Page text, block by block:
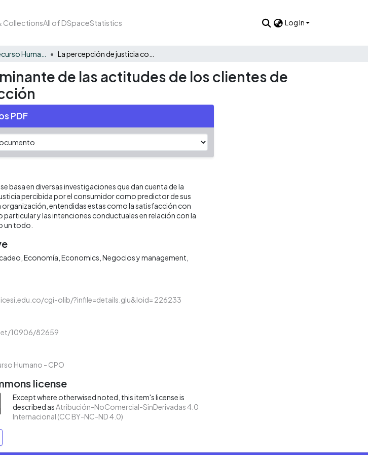
CollectionsAll of DSpaceStatistics Log In
de las actitudes de los clientes de
PDF
basa en diversas investigaciones que dan cuenta de la
percibida por el consumidor como predictor de sus
organización, entendidas estas como la satisfacción con
particular y las intenciones conductuales en relación con la
un todo.
Economía Economics Negocios y management
cgi-olib/?infile=details.glu&loid= 226233
10906/82659
Humano - CPO
license
Except where otherwised noted, this item's license is
described as Atribución-NoComercial-SinDerivadas 4.0
Internacional (CC BY-NC-ND 4.0)